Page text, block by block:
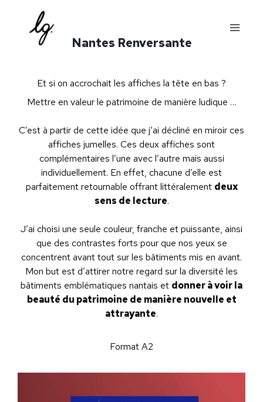
Nantes Renversante
Et si on accrochait les affiches la tête en bas ?
Mettre en valeur le patrimoine de manière ludique …
C’est à partir de cette idée que j’ai décliné en miroir ces
affiches jumelles. Ces deux affiches sont
complémentaires l’une avec l’autre mais aussi
individuellement. En effet, chacune d’elle est
parfaitement retournable offrant littéralement deux
sens de lecture.
J’ai choisi une seule couleur, franche et puissante, ainsi
que des contrastes forts pour que nos yeux se
concentrent avant tout sur les bâtiments mis en avant.
Mon but est d’attirer notre regard sur la diversité les
bâtiments emblématiques nantais et donner à voir la
beauté du patrimoine de manière nouvelle et
attrayante.
Format A2